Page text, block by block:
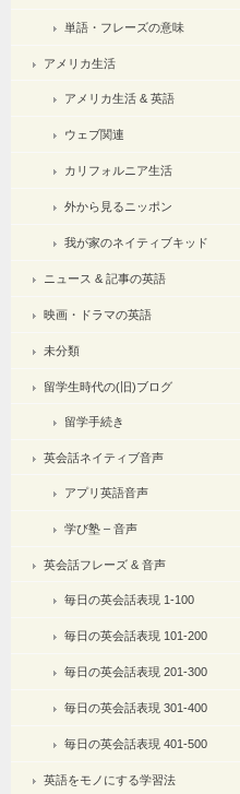
単語・フレーズの意味
アメリカ生活
アメリカ生活 & 英語
ウェブ関連
カリフォルニア生活
外から見るニッポン
我が家のネイティブキッド
ニュース & 記事の英語
映画・ドラマの英語
未分類
留学生時代の(旧)ブログ
留学手続き
英会話ネイティブ音声
アプリ英語音声
学び塾 – 音声
英会話フレーズ & 音声
毎日の英会話表現 1-100
毎日の英会話表現 101-200
毎日の英会話表現 201-300
毎日の英会話表現 301-400
毎日の英会話表現 401-500
英語をモノにする学習法